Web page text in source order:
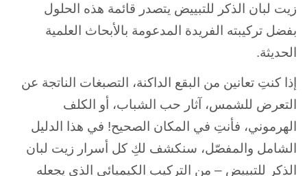
زيت لبان الذكر للتبييض يتصدر قائمة هذه الحلول
بفضل تركيبته الفريدة المدعومة بالأبحاث العلمية
الحديثة.
إذا كنتِ تعانين من البقع الداكنة، التصبغات الناتجة عن
التعرض للشمس، آثار حب الشباب، أو الكلف
الهرموني، فأنتِ في المكان الصحيح! في هذا الدليل
الشامل والمفصّل، سنكشف لكِ كل أسرار زيت لبان
الذكر للتبييض – من التركيب الكيميائي الذي يجعله